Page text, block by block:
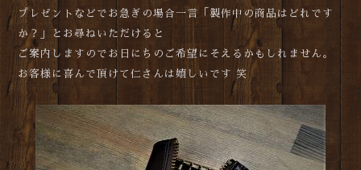
プレゼントなどでお急ぎの場合一言「製作中の商品はどれです
か？」とお尋ねいただけると
ご案内しますのでお日にちのご希望にそえるかもしれません。
お客様に喜んで頂けて仁さんは嬉しいです 笑